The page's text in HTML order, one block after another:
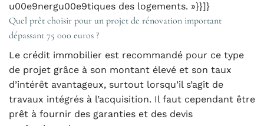
u00e9nergu00e9tiques des logements. »}}]}
Quel prêt choisir pour un projet de rénovation important
dépassant 75 000 euros ?
Le crédit immobilier est recommandé pour ce type
de projet grâce à son montant élevé et son taux
d’intérêt avantageux, surtout lorsqu’il s’agit de
travaux intégrés à l’acquisition. Il faut cependant être
prêt à fournir des garanties et des devis